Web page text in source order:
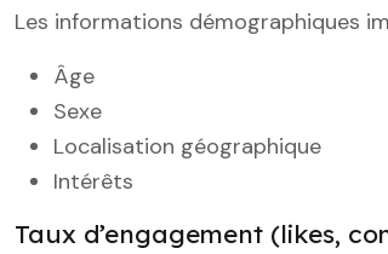
Les informations démographiques
Âge
Sexe
Localisation géographique
Intérêts
Taux d’engagement (likes,